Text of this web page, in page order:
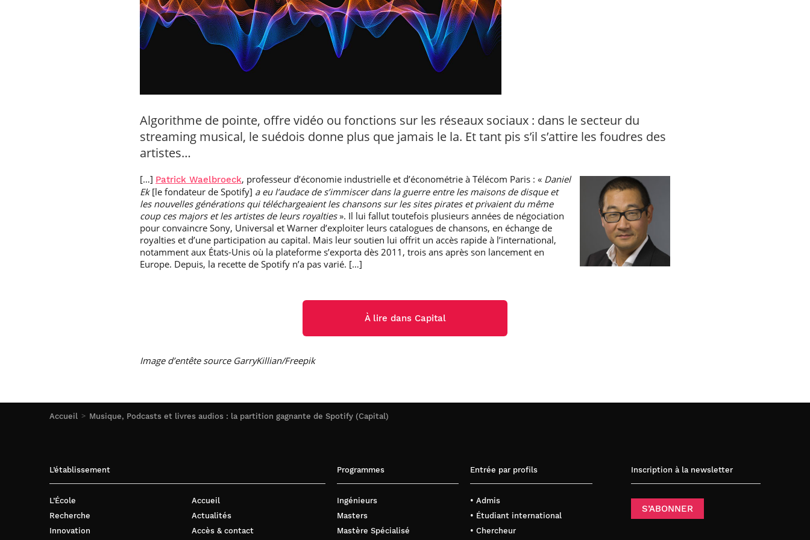
Accueil Musique, Podcasts et livres audios : la partition gagnante de Spotify (Capital)
Algorithme de pointe, offre vidéo ou fonctions sur les réseaux sociaux : dans le secteur du
streaming musical, le suédois donne plus que jamais le la. Et tant pis s’il s’attire les foudres des
artistes…
[…] Patrick Waelbroeck, professeur d’économie industrielle et d’économétrie à Télécom Paris : « Daniel
Ek[le fondateur de Spotify] a eu l’audace de s’immiscer dans la guerre entre les maisons de disque et
les nouvelles générations qui téléchargeaient les chansons sur les sites pirates et privaient du même
coup ces majors et les artistes de leurs royalties». Il lui fallut toutefois plusieurs années de négociation
pour convaincre Sony, Universal et Warner d’exploiter leurs catalogues de chansons, en échange de
royalties et d’une participation au capital. Mais leur soutien lui offrit un accès rapide à l’international,
notamment aux États-Unis où la plateforme s’exporta dès 2011, trois ans après son lancement en
Europe. Depuis, la recette de Spotify n’a pas varié. […]
À lire dans Capital
Image d’entête source GarryKillian/Freepik
L’établissement
L’École
Recherche
Innovation
Accueil
Actualités
Accès & contact
Programmes
Ingénieurs
Masters
Mastère Spécialisé
Entrée par profils
• Admis
• Étudiant international
• Chercheur
Inscription à la newsletter
S’ABONNER